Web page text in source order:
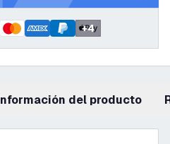
+4
información del producto